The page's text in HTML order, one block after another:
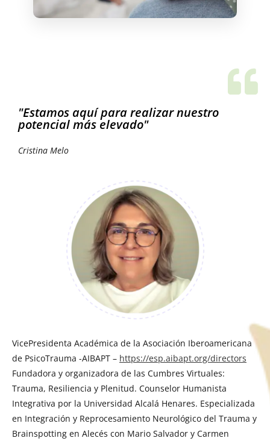
"Estamos aquí para realizar nuestro
potencial más elevado"
Cristina Melo
VicePresidenta Académica de la Asociación Iberoamericana
de PsicoTrauma -AIBAPT – https://esp.aibapt.org/directors
Fundadora y organizadora de las Cumbres Virtuales:
Trauma, Resiliencia y Plenitud. Counselor Humanista
Integrativa por la Universidad Alcalá Henares. Especializada
en Integración y Reprocesamiento Neurológico del Trauma y
Brainspotting en Alecés con Mario Salvador y Carmen